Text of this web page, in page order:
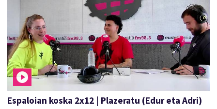
Espaloian koska 2x12 | Plazeratu (Edur eta Adri)